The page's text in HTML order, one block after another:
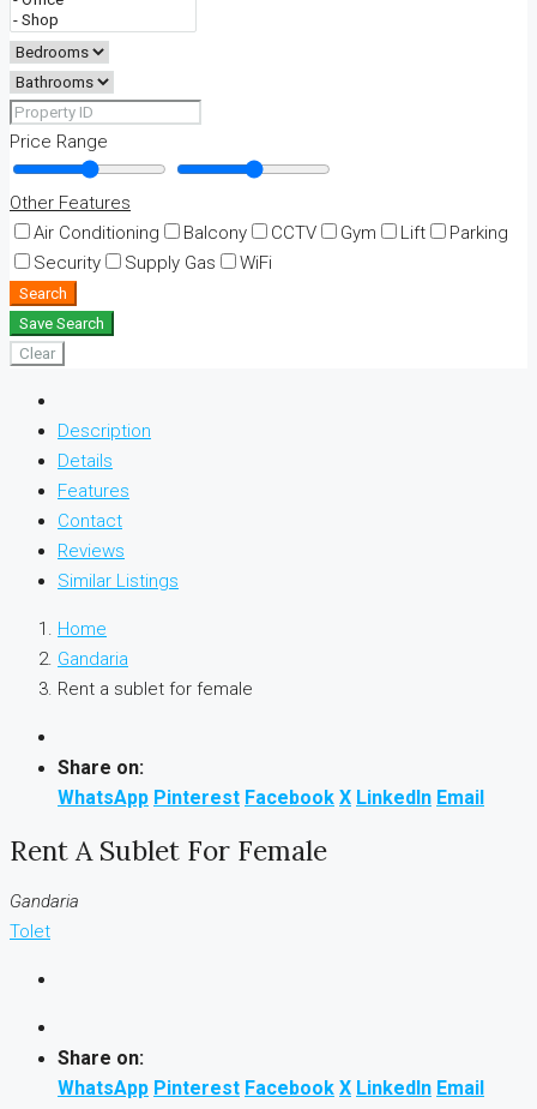
Price Range
Other Features
Air Conditioning
Balcony CCTV Gym Lift
Parking
Security
Supply Gas WiFi
Search
Save Search
Clear
Description
Details
Features
Contact
Reviews
Similar Listings
Home
Gandaria
Rent a sublet for female
Share on:
WhatsApp Pinterest Facebook X LinkedIn Email
Rent A Sublet For Female
Gandaria
Tolet
Share on:
WhatsApp Pinterest Facebook X LinkedIn Email